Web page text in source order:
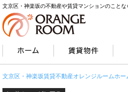
文京区・神楽坂の不動産や賃貸マンションのこと
文京区・神楽坂賃貸不動産オレンジルームホー